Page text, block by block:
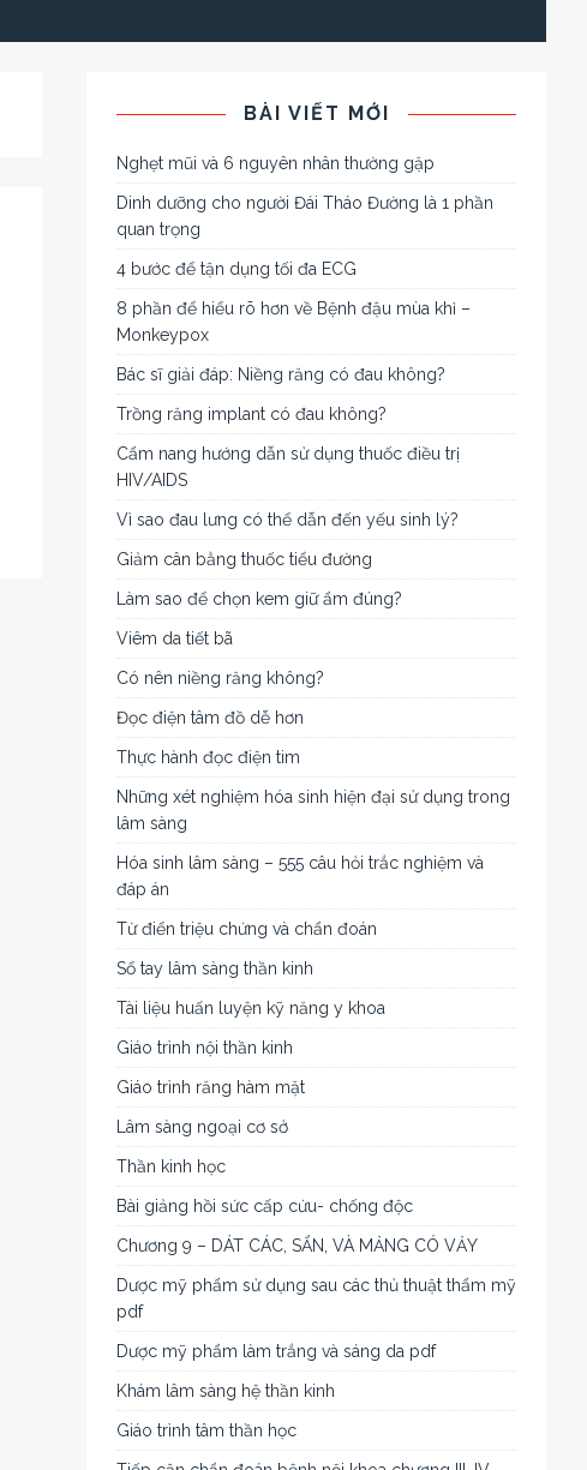
BÀI VIẾT MỚI
Nghẹt mũi và 6 nguyên nhân thường gặp
Dinh dưỡng cho người Đái Tháo Đường là 1 phần
quan trọng
4 bước để tận dụng tối đa ECG
8 phần để hiểu rõ hơn về Bệnh đậu mùa khỉ –
Monkeypox
Bác sĩ giải đáp: Niềng răng có đau không?
Trồng răng implant có đau không?
Cẩm nang hướng dẫn sử dụng thuốc điều trị
HIV/AIDS
Vì sao đau lưng có thể dẫn đến yếu sinh lý?
Giảm cân bằng thuốc tiểu đường
Làm sao để chọn kem giữ ẩm đúng?
Viêm da tiết bã
Có nên niềng răng không?
Đọc điện tâm đồ dễ hơn
Thực hành đọc điện tim
Những xét nghiệm hóa sinh hiện đại sử dụng trong
lâm sàng
Hóa sinh lâm sàng – 555 câu hỏi trắc nghiệm và
đáp án
Từ điển triệu chứng và chẩn đoán
Sổ tay lâm sàng thần kinh
Tài liệu huấn luyện kỹ năng y khoa
Giáo trình nội thần kinh
Giáo trình răng hàm mặt
Lâm sàng ngoại cơ sở
Thần kinh học
Bài giảng hồi sức cấp cứu- chống độc
Chương 9 – DÁT CÁC, SẨN, VÀ MẢNG CÓ VẢY
Dược mỹ phẩm sử dụng sau các thủ thuật thẩm mỹ
pdf
Dược mỹ phẩm làm trắng và sáng da pdf
Khám lâm sàng hệ thần kinh
Giáo trình tâm thần học